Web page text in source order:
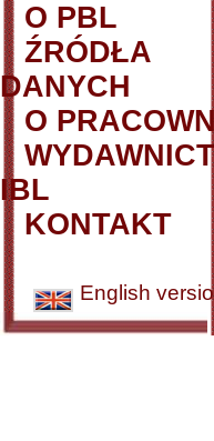
O PBL
ŹRÓDŁA
DANYCH
O
IBL
KONTAKT
English